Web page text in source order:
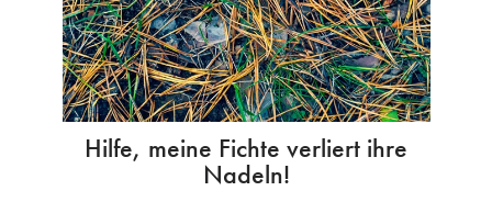
Hilfe, meine Fichte verliert ihre
Nadeln!